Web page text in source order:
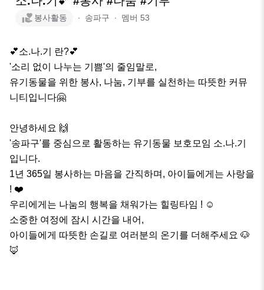
봉사활동 ∙ 송파구 ∙ 멤버 53
💕소.나.기 란?💕
'소리 없이 나누는 기쁨'의 줄임말로,
유기동물을 위한 봉사, 나눔, 기부를 실천하는 따뜻한 커뮤
니티입니다🤗
안녕하세요 🙌
'송파구'를 중심으로 활동하는 유기동물 보호모임 소.나.기
입니다.
1년 365일 봉사하는 마음을 간직하며, 아이들에게는 사랑을
! ❤️
우리에게는 나눔의 행복을 채워가는 힐링타임 ! ☺️
소중한 여정에 잠시 시간을 내어,
아이들에게 따뜻한 손길로 여러분의 온기를 더해주세요 🐶
🦊